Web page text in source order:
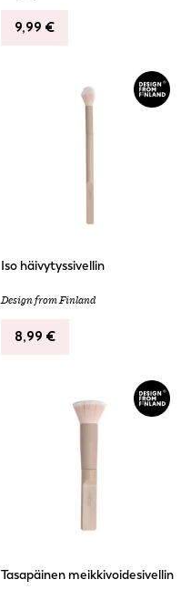
9,99 €
Iso häivytyssivellin
Design from Finland
8,99 €
Tasapäinen meikkivoidesivellin